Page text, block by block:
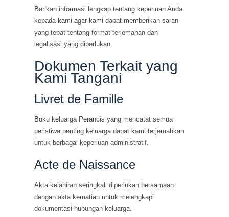
Berikan informasi lengkap tentang keperluan Anda
kepada kami agar kami dapat memberikan saran
yang tepat tentang format terjemahan dan
legalisasi yang diperlukan.
Dokumen Terkait yang
Kami Tangani
Livret de Famille
Buku keluarga Perancis yang mencatat semua
peristiwa penting keluarga dapat kami terjemahkan
untuk berbagai keperluan administratif.
Acte de Naissance
Akta kelahiran seringkali diperlukan bersamaan
dengan akta kematian untuk melengkapi
dokumentasi hubungan keluarga.